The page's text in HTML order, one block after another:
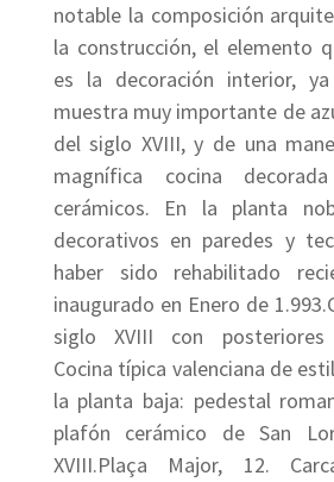
notable la composición
la construcción, el elemento
es la decoración interior,
muestra muy importante de
del siglo XVIII, y de una
magnífica cocina
cerámicos. En la planta
decorativos en paredes y
haber sido rehabilitado
inaugurado en Enero de
siglo XVIII con posteriores
Cocina típica valenciana de
la planta baja: pedestal
plafón cerámico de San
XVIII.Plaça Major, 12.